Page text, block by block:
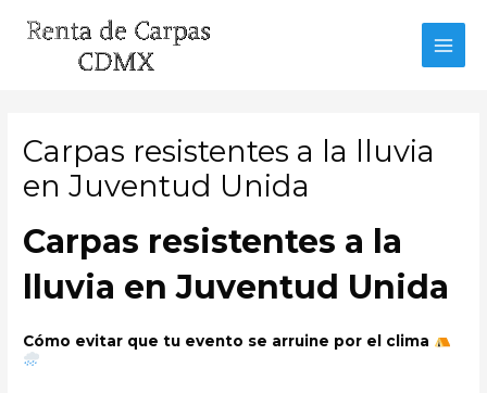
Carpas resistentes a la lluvia
en Juventud Unida
Carpas resistentes a la
lluvia en Juventud Unida
Cómo evitar que tu evento se arruine por el clima